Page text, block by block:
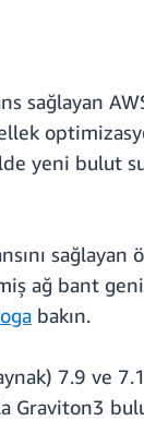
sağlayan
yeni bulut
sağlayan
ağ bant
bakın.
7.9 ve
Graviton3